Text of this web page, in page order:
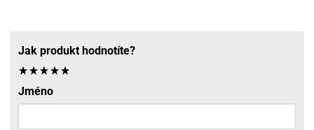
Jak produkt hodnotíte?
Jméno